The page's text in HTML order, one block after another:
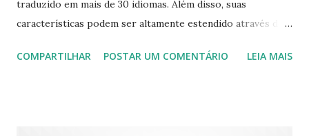
traduzido em mais de 30 idiomas. Além disso, suas
características podem ser altamente estendido através de
(personal video recorder). A versão final do Kodi 19.5
COMPARTILHAR POSTAR UM COMENTÁRIO LEIA MAIS